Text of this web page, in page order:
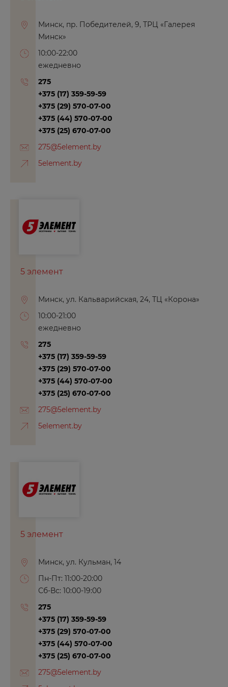
Минск, пр. Победителей, 9, ТРЦ «Галерея
Минск»
10:00-22:00
ежедневно
275
+375 (17) 359-59-59
+375 (29) 570-07-00
+375 (44) 570-07-00
+375 (25) 670-07-00
275@5element.by
5element.by
5 элемент
Минск, ул. Кальварийская, 24, ТЦ «Корона»
10:00-21:00
ежедневно
275
+375 (17) 359-59-59
+375 (29) 570-07-00
+375 (44) 570-07-00
+375 (25) 670-07-00
275@5element.by
5element.by
5 элемент
Минск, ул. Кульман, 14
Пн-Пт: 11:00-20:00
Сб-Вс: 10:00-19:00
275
+375 (17) 359-59-59
+375 (29) 570-07-00
+375 (44) 570-07-00
+375 (25) 670-07-00
275@5element.by